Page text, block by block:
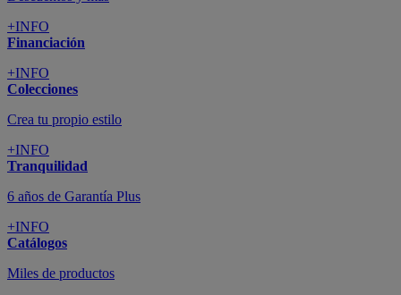
+INFO
Financiación
+INFO
Colecciones
Crea tu propio estilo
+INFO
Tranquilidad
6 años de Garantía Plus
+INFO
Catálogos
Miles de productos